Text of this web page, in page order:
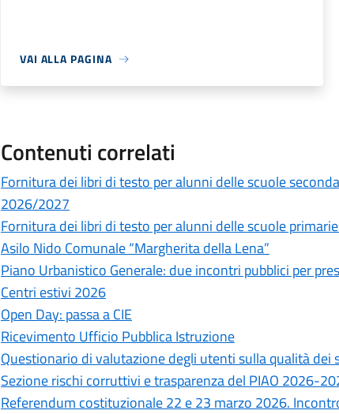
VAI ALLA PAGINA
Contenuti correlati
Fornitura dei libri di testo per alunni delle scuole
2026/2027
Fornitura dei libri di testo per alunni delle scuole
Asilo Nido Comunale “Margherita della Lena”
Piano Urbanistico Generale: due incontri pubblici per
Centri estivi 2026
Open Day: passa a CIE
Ricevimento Ufficio Pubblica Istruzione
Questionario di valutazione degli utenti sulla qualità dei
Sezione rischi corruttivi e trasparenza del PIAO 2026-
Referendum costituzionale 22 e 23 marzo 2026.